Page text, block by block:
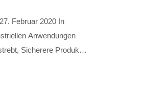
Februar 2020 In
Anwendungen
Sicherere Produkte